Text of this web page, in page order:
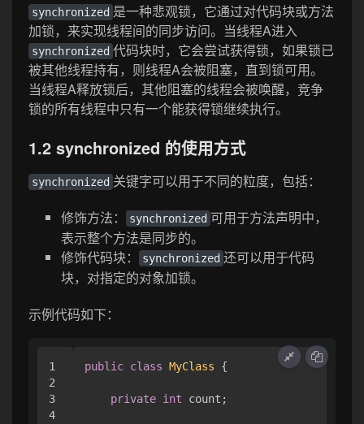
synchronized 是一种悲观锁，它通过对代码块或方法
加锁，来实现线程间的同步访问。当线程A进入
synchronized 代码块时，它会尝试获得锁，如果锁已
被其他线程持有，则线程A会被阻塞，直到锁可用。
当线程A释放锁后，其他阻塞的线程会被唤醒，竞争
锁的所有线程中只有一个能获得锁继续执行。
1.2 synchronized 的使用方式
synchronized 关键字可以用于不同的粒度，包括：
修饰方法：
synchronized 可用于方法声明中，
表示整个方法是同步的。
修饰代码块：
synchronized 还可以用于代码
块，对指定的对象加锁。
示例代码如下：
1
2
3
4
public class MyClass {
private int count;